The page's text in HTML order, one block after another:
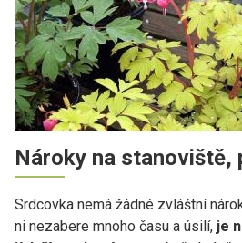
Nároky na stanoviště,
Srdcovka nemá žádné zvláštní
ni nezabere mnoho času a úsilí, je